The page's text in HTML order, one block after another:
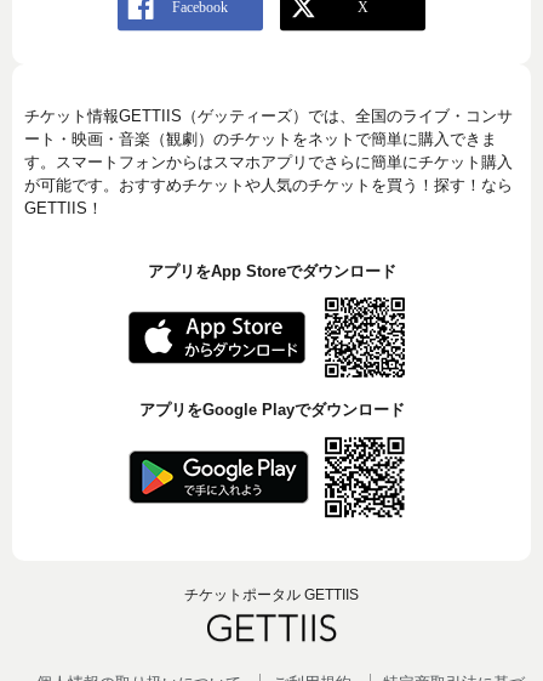
チケット情報GETTIIS（ゲッティーズ）では、全国のライブ・コンサ
ート・映画・音楽（観劇）のチケットをネットで簡単に購入できま
す。スマートフォンからはスマホアプリでさらに簡単にチケット購入
が可能です。おすすめチケットや人気のチケットを買う！探す！なら
GETTIIS！
アプリをApp Storeでダウンロード
アプリをGoogle Playでダウンロード
チケットポータル GETTIIS